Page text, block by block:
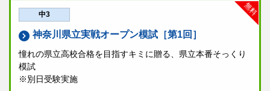
無料
中3
神奈川県立実戦オープン模試［第1回］
憧れの県立高校合格を目指すキミに贈る、県立本番そっくり
模試
※別日受験実施